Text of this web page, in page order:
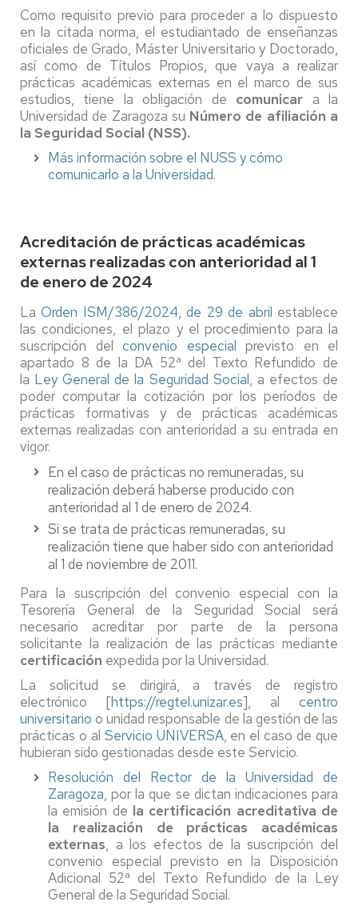
Como requisito previo para proceder a lo dispuesto
en la citada norma, el estudiantado de enseñanzas
oficiales de Grado, Máster Universitario y Doctorado,
así como de Títulos Propios, que vaya a realizar
prácticas académicas externas en el marco de sus
estudios, tiene la obligación de comunicar a la
Universidad de Zaragoza su Número de afiliación a
la Seguridad Social (NSS).
Más información sobre el NUSS y cómo
comunicarlo a la Universidad.
Acreditación de prácticas académicas
externas realizadas con anterioridad al 1
de enero de 2024
LaOrden ISM/386/2024, de 29 de abril establece
las condiciones, el plazo y el procedimiento para la
suscripción del convenio especial previsto en el
apartado 8 de la DA 52ª del Texto Refundido de
la Ley General de la Seguridad Social, a efectos de
poder computar la cotización por los períodos de
prácticas formativas y de prácticas académicas
externas realizadas con anterioridad a su entrada en
vigor.
En el caso de prácticas no remuneradas, su
realización deberá haberse producido con
anterioridad al 1 de enero de 2024.
Si se trata de prácticas remuneradas, su
realización tiene que haber sido con anterioridad
al 1 de noviembre de 2011.
Para la suscripción del convenio especial con la
Tesorería General de la Seguridad Social será
necesario acreditar por parte de la persona
solicitante la realización de las prácticas mediante
certificación expedida por la Universidad.
La solicitud se dirigirá, a través de registro
electrónico [https://regtel.unizar.es], al centro
universitario o unidad responsable de la gestión de las
prácticas o al Servicio UNIVERSA, en el caso de que
hubieran sido gestionadas desde este Servicio.
Resolución del Rector de la Universidad de
Zaragoza, por la que se dictan indicaciones para
la emisión de la certificación acreditativa de
la realización de prácticas académicas
externas, a los efectos de la suscripción del
convenio especial previsto en la Disposición
Adicional 52ª del Texto Refundido de la Ley
General de la Seguridad Social.